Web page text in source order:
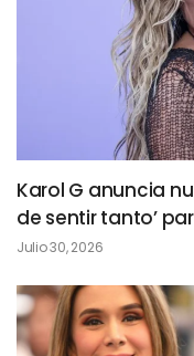
Karol G anuncia
de sentir tanto’
Julio 30, 2026